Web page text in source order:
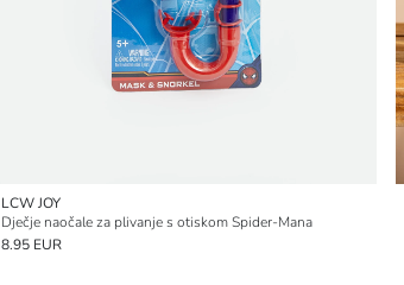
LCW JOY
Dječje naočale za plivanje s otiskom Spider-Mana
8.95 EUR